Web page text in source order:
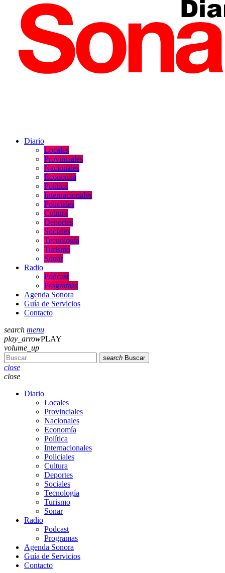
Diario
Locales
Provinciales
Nacionales
Economía
Política
Internacionales
Policiales
Cultura
Deportes
Sociales
Tecnología
Turismo
Sonar
Radio
Podcast
Programas
Agenda Sonora
Guía de Servicios
Contacto
search menu
play_arrowPLAY
volume_up
search Buscar
close
close
Diario
Locales
Provinciales
Nacionales
Economía
Política
Internacionales
Policiales
Cultura
Deportes
Sociales
Tecnología
Turismo
Sonar
Radio
Podcast
Programas
Agenda Sonora
Guía de Servicios
Contacto